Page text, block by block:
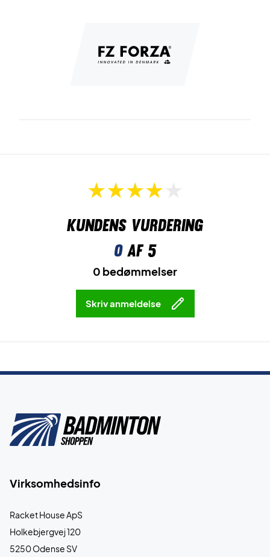
Kundens vurdering
0af 5
0 bedømmelser
Skriv anmeldelse
Virksomhedsinfo
Racket House ApS
Holkebjergvej 120
5250 Odense SV